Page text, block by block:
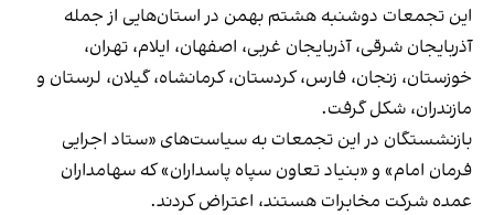
این تجمعات دوشنبه هشتم بهمن در استان‌هایی از جمله
آذربایجان شرقی، آذربایجان غربی، اصفهان، ایلام، تهران،
خوزستان، زنجان، فارس، کردستان، کرمانشاه، گیلان، لرستان و
مازندران، شکل گرفت.
بازنشستگان در این تجمعات به سیاست‌های «ستاد اجرایی
فرمان امام» و «بنیاد تعاون سپاه پاسداران» که سهامداران
عمده شرکت مخابرات هستند، اعتراض کردند.